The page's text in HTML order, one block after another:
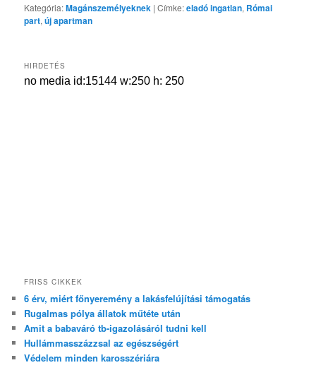
Kategória:Magánszemélyeknek |Címke:eladó ingatlan, Római
part,új apartman
HIRDETÉS
FRISS CIKKEK
6 érv, miért főnyeremény a lakásfelújítási támogatás
Rugalmas pólya állatok műtéte után
Amit a babaváró tb-igazolásáról tudni kell
Hullámmasszázzsal az egészségért
Védelem minden karosszériára